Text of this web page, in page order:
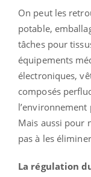
On peut les
potable,
tâches pour
équipements
électroniques,
composés
l’environnement
Mais aussi pour
pas à les
La régulation